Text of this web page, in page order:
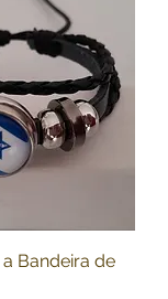
Bandeira de